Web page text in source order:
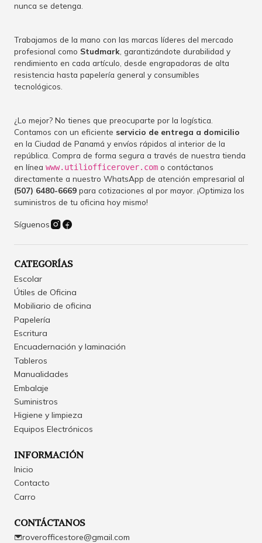
nunca se detenga.
Trabajamos de la mano con las marcas líderes del mercado
profesional como Studmark , garantizándote durabilidad y
rendimiento en cada artículo, desde engrapadoras de alta
resistencia hasta papelería general y consumibles
tecnológicos.
¿Lo mejor? No tienes que preocuparte por la logística.
Contamos con un eficiente servicio de entrega a domicilio
en la Ciudad de Panamá y envíos rápidos al interior de la
república. Compra de forma segura a través de nuestra tienda
en línea www.utiliofficerover.com o contáctanos
directamente a nuestro WhatsApp de atención empresarial al
(507) 6480-6669 para cotizaciones al por mayor. ¡Optimiza los
suministros de tu oficina hoy mismo!
Síguenos
CATEGORÍAS
Escolar
Útiles de Oficina
Mobiliario de oficina
Papelería
Escritura
Encuadernación y laminación
Tableros
Manualidades
Embalaje
Suministros
Higiene y limpieza
Equipos Electrónicos
INFORMACIÓN
Inicio
Contacto
Carro
CONTÁCTANOS
roverofficestore@gmail.com